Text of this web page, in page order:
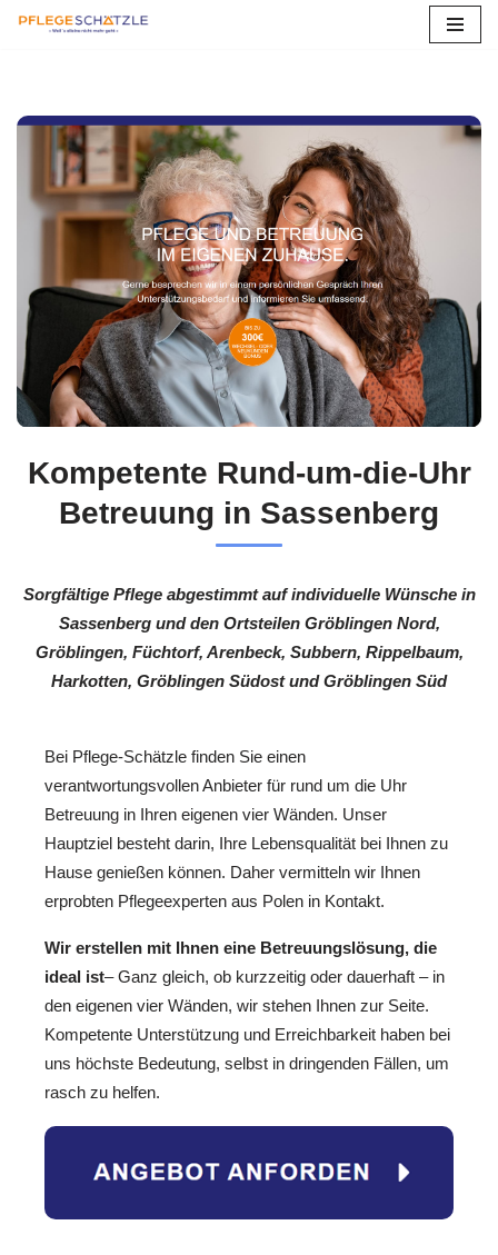
springen
Kompetente Rund-um-die-Uhr
Betreuung in Sassenberg
Sorgfältige Pflege abgestimmt auf individuelle Wünsche in
Sassenberg und den Ortsteilen Gröblingen Nord,
Gröblingen, Füchtorf, Arenbeck, Subbern, Rippelbaum,
Harkotten, Gröblingen Südost und Gröblingen Süd
Bei Pflege-Schätzle finden Sie einen
verantwortungsvollen Anbieter für rund um die Uhr
Betreuung in Ihren eigenen vier Wänden. Unser
Hauptziel besteht darin, Ihre Lebensqualität bei Ihnen zu
Hause genießen können. Daher vermitteln wir Ihnen
erprobten Pflegeexperten aus Polen in Kontakt.
Wir erstellen mit Ihnen eine Betreuungslösung, die
ideal ist– Ganz gleich, ob kurzzeitig oder dauerhaft – in
den eigenen vier Wänden, wir stehen Ihnen zur Seite.
Kompetente Unterstützung und Erreichbarkeit haben bei
uns höchste Bedeutung, selbst in dringenden Fällen, um
rasch zu helfen.